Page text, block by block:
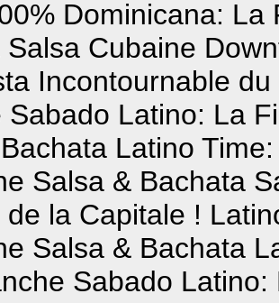
Dominicana:
Salsa Cubaine
Incontournable
Sabado Latino: La
Latino
Salsa & Bachata
la Capitale !
Salsa & Bachata
Sabado